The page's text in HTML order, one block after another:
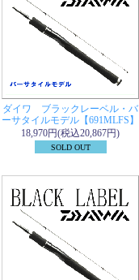
ダイワ ブラックレーベル・バ
ーサタイルモデル【691MLFS】
18,970円(税込20,867円)
SOLD OUT